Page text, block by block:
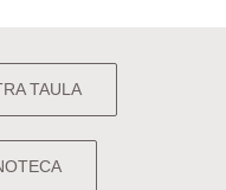
TAULA